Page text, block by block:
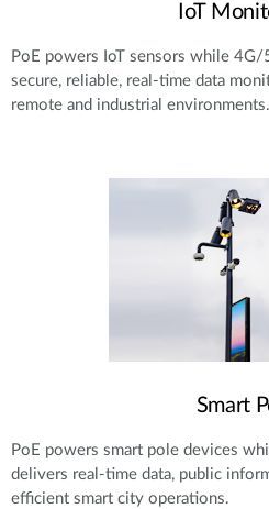
IoT
PoE powers IoT sensors while
secure, reliable, real-time data
remote and industrial environments.
Smart
PoE powers smart pole devices
delivers real-time data, public
efficient smart city operations.